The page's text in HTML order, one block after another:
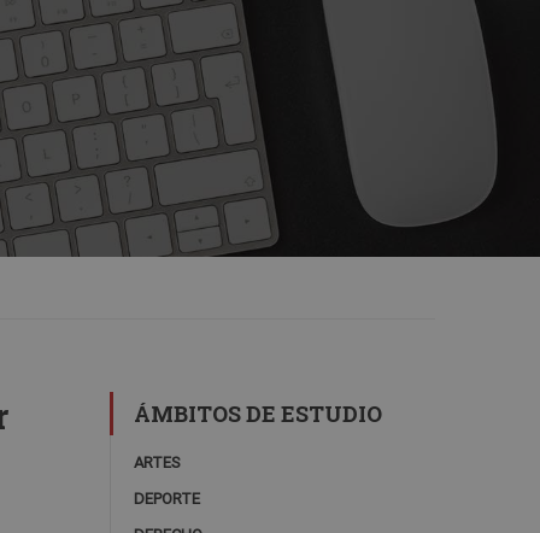
ÁMBITOS DE ESTUDIO
ARTES
DEPORTE